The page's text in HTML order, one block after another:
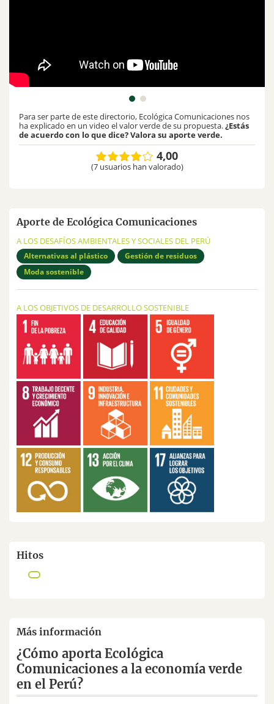
Para ser parte de este directorio, Ecológica Comunicaciones nos
ha explicado en un video el valor verde de su propuesta.¿Estás
de acuerdo con lo que dice? Valora su aporte verde.
4,00
(7 usuarios han valorado)
Aporte de Ecológica Comunicaciones
A LOS DESAFÍOS AMBIENTALES Y SOCIALES DEL PERÚ
Alternativas al plástico
Gestión de residuos
Moda sostenible
A LOS OBJETIVOS DE DESARROLLO SOSTENIBLE
Hitos
Más información
¿Cómo aporta Ecológica
Comunicaciones a la economía verde
en el Perú?